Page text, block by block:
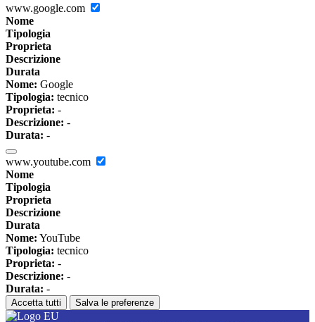
www.google.com
Nome
Tipologia
Proprieta
Descrizione
Durata
Nome: Google
Tipologia: tecnico
Proprieta: -
Descrizione: -
Durata: -
www.youtube.com
Nome
Tipologia
Proprieta
Descrizione
Durata
Nome: YouTube
Tipologia: tecnico
Proprieta: -
Descrizione: -
Durata: -
Accetta tutti Salva le preferenze